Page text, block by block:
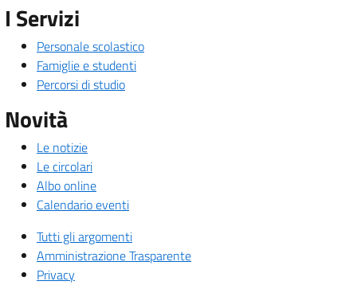
I Servizi
Personale scolastico
Famiglie e studenti
Percorsi di studio
Novità
Le notizie
Le circolari
Albo online
Calendario eventi
Tutti gli argomenti
Amministrazione Trasparente
Privacy